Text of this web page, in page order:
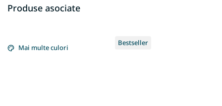
Produse asociate
Mai multe culori
Bestseller